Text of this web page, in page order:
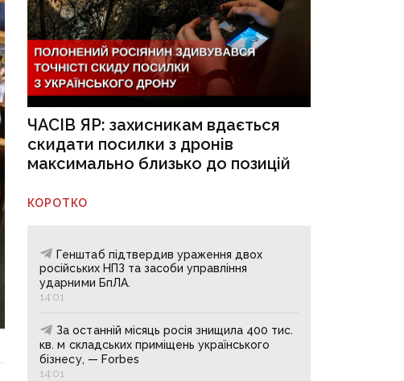
ЧАСІВ ЯР: захисникам вдається
скидати посилки з дронів
максимально близько до позицій
КОРОТКО
Генштаб підтвердив ураження двох
російських НПЗ та засоби управління
ударними БпЛА.
14:01
За останній місяць росія знищила 400 тис.
кв. м складських приміщень українського
бізнесу, — Forbes
14:01